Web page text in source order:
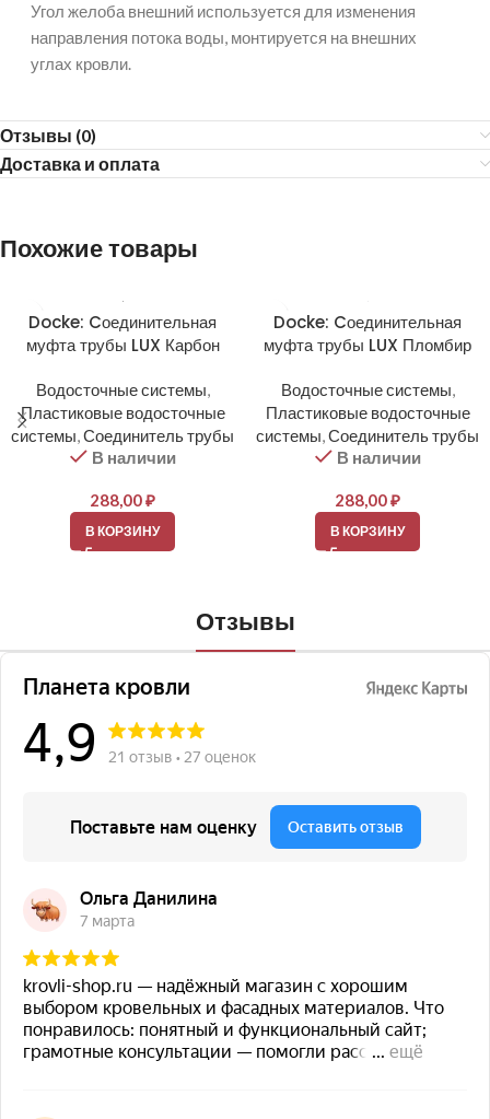
Угол желоба внешний используется для изменения
направления потока воды, монтируется на внешних
углах кровли.
Отзывы (0)
Доставка и оплата
Похожие товары
Docke: Cоединительная
муфта трубы LUX Карбон
Водосточные системы,
Пластиковые водосточные
системы,Соединитель трубы
В наличии
288,00₽
В КОРЗИНУ
Docke: Cоединительная
муфта трубы LUX Пломбир
Водосточные системы,
Пластиковые водосточные
системы,Соединитель трубы
В наличии
288,00₽
В КОРЗИНУ
Отзывы